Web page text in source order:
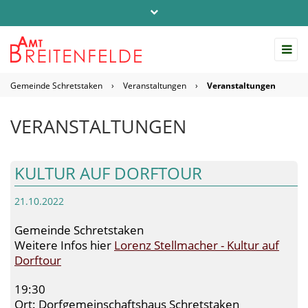
info@amt-breitenfelde.de
Gemeinde Schretstaken › Veranstaltungen › Veranstaltungen
VERANSTALTUNGEN
KULTUR AUF DORFTOUR
21.10.2022
Gemeinde Schretstaken
Weitere Infos hier Lorenz Stellmacher - Kultur auf
Dorftour
19:30
Ort: Dorfgemeinschaftshaus Schretstaken